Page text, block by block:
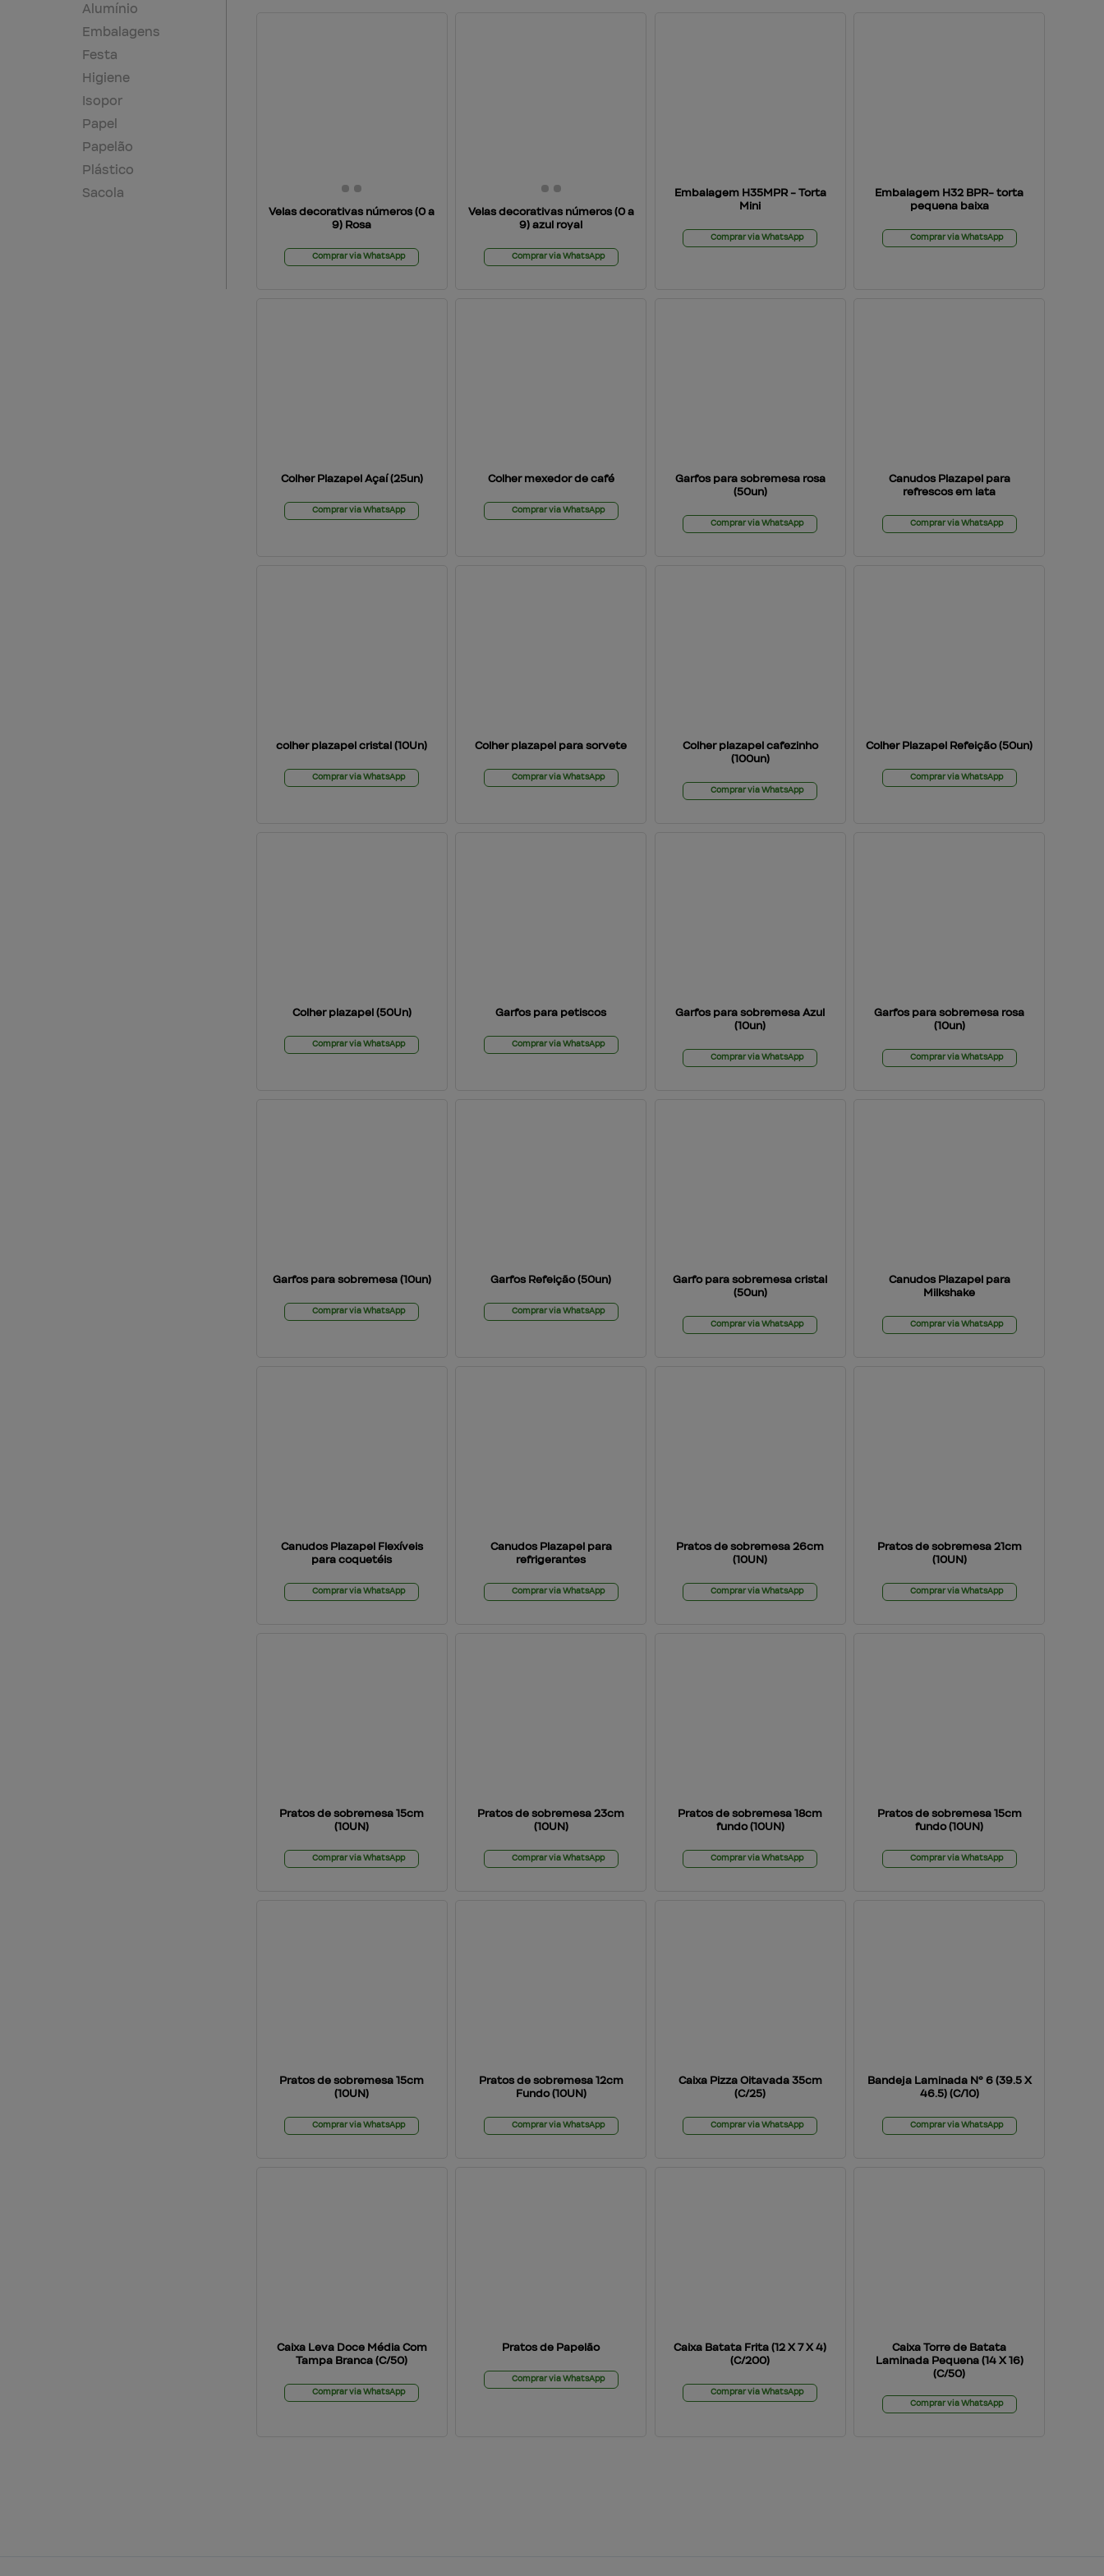
Alumínio
Embalagens
Festa
Higiene
Isopor
Papel
Papelão
Plástico
Sacola
Velas decorativas números (0 a
9) Rosa
Comprar via WhatsApp
Velas decorativas números (0 a
9) azul royal
Comprar via WhatsApp
Embalagem H35MPR - Torta
Mini
Comprar via WhatsApp
Embalagem H32 BPR- torta
pequena baixa
Comprar via WhatsApp
Colher Plazapel Açaí (25un)
Comprar via WhatsApp
Colher mexedor de café
Comprar via WhatsApp
Garfos para sobremesa rosa
(50un)
Comprar via WhatsApp
Canudos Plazapel para
refrescos em lata
Comprar via WhatsApp
colher plazapel cristal (10Un)
Comprar via WhatsApp
Colher plazapel para sorvete
Comprar via WhatsApp
Colher plazapel cafezinho
(100un)
Comprar via WhatsApp
Colher Plazapel Refeição (50un)
Comprar via WhatsApp
Colher plazapel (50Un)
Comprar via WhatsApp
Garfos para petiscos
Comprar via WhatsApp
Garfos para sobremesa Azul
(10un)
Comprar via WhatsApp
Garfos para sobremesa rosa
(10un)
Comprar via WhatsApp
Garfos para sobremesa (10un)
Comprar via WhatsApp
Garfos Refeição (50un)
Comprar via WhatsApp
Garfo para sobremesa cristal
(50un)
Comprar via WhatsApp
Canudos Plazapel para
Milkshake
Comprar via WhatsApp
Canudos Plazapel Flexíveis
para coquetéis
Comprar via WhatsApp
Canudos Plazapel para
refrigerantes
Comprar via WhatsApp
Pratos de sobremesa 26cm
(10UN)
Comprar via WhatsApp
Pratos de sobremesa 21cm
(10UN)
Comprar via WhatsApp
Pratos de sobremesa 15cm
(10UN)
Comprar via WhatsApp
Pratos de sobremesa 23cm
(10UN)
Comprar via WhatsApp
Pratos de sobremesa 18cm
fundo (10UN)
Comprar via WhatsApp
Pratos de sobremesa 15cm
fundo (10UN)
Comprar via WhatsApp
Pratos de sobremesa 15cm
(10UN)
Comprar via WhatsApp
Pratos de sobremesa 12cm
Fundo (10UN)
Comprar via WhatsApp
Caixa Pizza Oitavada 35cm
(C/25)
Comprar via WhatsApp
Bandeja Laminada Nº 6 (39.5 X
46.5) (C/10)
Comprar via WhatsApp
Caixa Leva Doce Média Com
Tampa Branca (C/50)
Comprar via WhatsApp
Pratos de Papelão
Comprar via WhatsApp
Caixa Batata Frita (12 X 7 X 4)
(C/200)
Comprar via WhatsApp
Caixa Torre de Batata
Laminada Pequena (14 X 16)
(C/50)
Comprar via WhatsApp